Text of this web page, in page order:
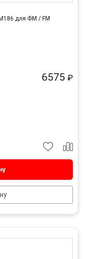
для ФМ / FM
6575 ₽